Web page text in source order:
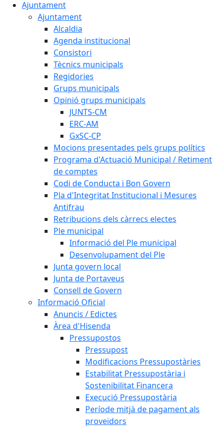
Ajuntament
Ajuntament
Alcaldia
Agenda institucional
Consistori
Tècnics municipals
Regidories
Grups municipals
Opinió grups municipals
JUNTS-CM
ERC-AM
GxSC-CP
Mocions presentades pels grups polítics
Programa d'Actuació Municipal / Retiment
de comptes
Codi de Conducta i Bon Govern
Pla d'Integritat Institucional i Mesures
Antifrau
Retribucions dels càrrecs electes
Ple municipal
Informació del Ple municipal
Desenvolupament del Ple
Junta govern local
Junta de Portaveus
Consell de Govern
Informació Oficial
Anuncis / Edictes
Àrea d'Hisenda
Pressupostos
Pressupost
Modificacions Pressupostàries
Estabilitat Pressupostària i
Sostenibilitat Financera
Execució Pressupostària
Període mitjà de pagament als
proveïdors